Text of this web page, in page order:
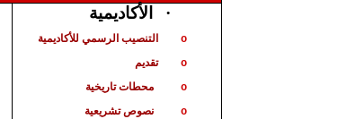
· الأكاديمية
o التنصيب الرسمي للأكاديمية
o تقديم
o محطات تاريخية
o نصوص تشريعية